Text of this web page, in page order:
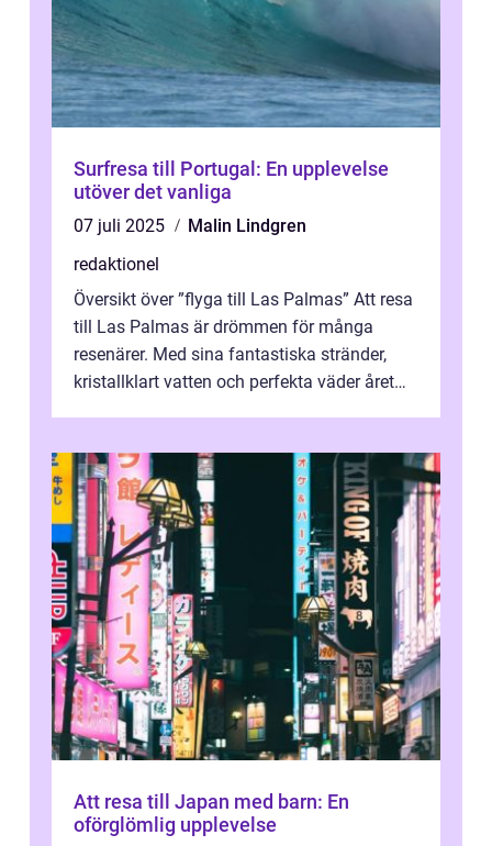
Surfresa till Portugal: En upplevelse
utöver det vanliga
07 juli 2025
Malin Lindgren
redaktionel
Översikt över ”flyga till Las Palmas” Att resa
till Las Palmas är drömmen för många
resenärer. Med sina fantastiska stränder,
kristallklart vatten och perfekta väder året
Att resa till Japan med barn: En
oförglömlig upplevelse